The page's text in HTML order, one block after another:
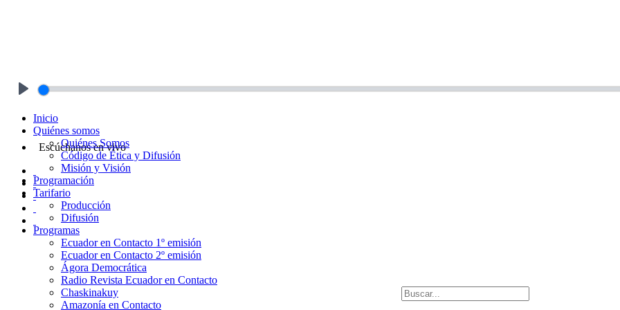
Escúchanos en vivo
Inicio
Quiénes somos
Quiénes Somos
Código de Ética y Difusión
Misión y Visión
Programación
Tarifario
Producción
Difusión
Programas
Ecuador en Contacto 1º emisión
Ecuador en Contacto 2º emisión
Ágora Democrática
Radio Revista Ecuador en Contacto
Chaskinakuy
Amazonía en Contacto